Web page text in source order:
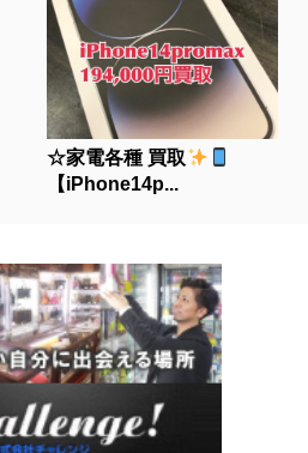
☆家電各種 買取
【iPhone14p...